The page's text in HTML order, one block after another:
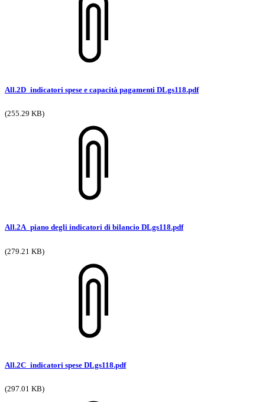
All.2D_indicatori spese e capacità pagamenti DLgs118.pdf
(255.29 KB)
All.2A_piano degli indicatori di bilancio DLgs118.pdf
(279.21 KB)
All.2C_indicatori spese DLgs118.pdf
(297.01 KB)